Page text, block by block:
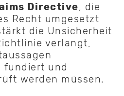
Directive, die
Recht umgesetzt
die Unsicherheit
verlangt,
fundiert und
werden müssen.